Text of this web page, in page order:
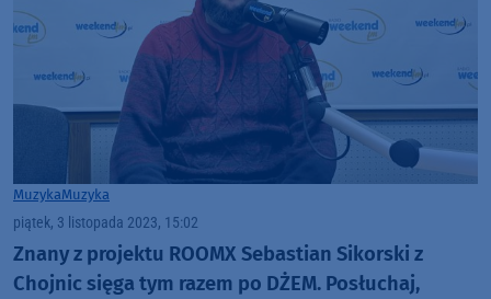
MuzykaMuzyka
piątek, 3 listopada 2023, 15:02
Znany z projektu ROOMX Sebastian Sikorski z
Chojnic sięga tym razem po DŻEM. Posłuchaj,